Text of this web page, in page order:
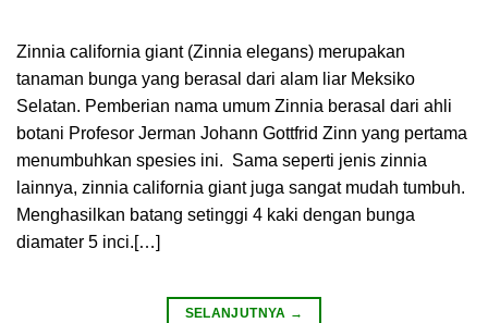
Zinnia california giant (Zinnia elegans) merupakan
tanaman bunga yang berasal dari alam liar Meksiko
Selatan. Pemberian nama umum Zinnia berasal dari ahli
botani Profesor Jerman Johann Gottfrid Zinn yang pertama
menumbuhkan spesies ini. Sama seperti jenis zinnia
lainnya, zinnia california giant juga sangat mudah tumbuh.
Menghasilkan batang setinggi 4 kaki dengan bunga
diamater 5 inci.[…]
SELANJUTNYA →